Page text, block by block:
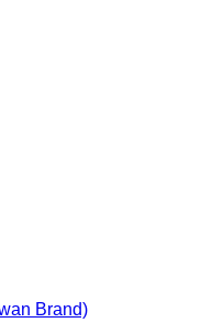
Brand)